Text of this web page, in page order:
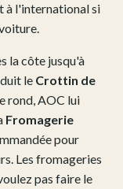
à l'international si
la côte jusqu'à
le Crottin de
rond, AOC lui
Fromagerie
pour
Les fromageries
pas faire le